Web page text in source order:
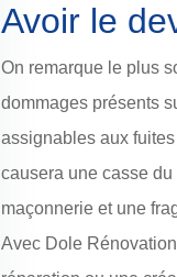
Avoir le
On remarque le plus
dommages présents
assignables aux
causera une casse
maçonnerie et une
Avec Dole